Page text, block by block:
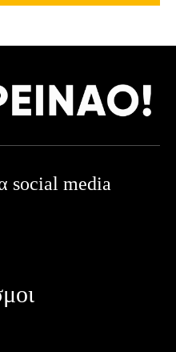
social media